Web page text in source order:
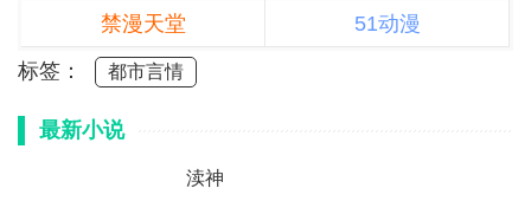
禁漫天堂
51动漫
标签：
都市言情
最新小说
渎神